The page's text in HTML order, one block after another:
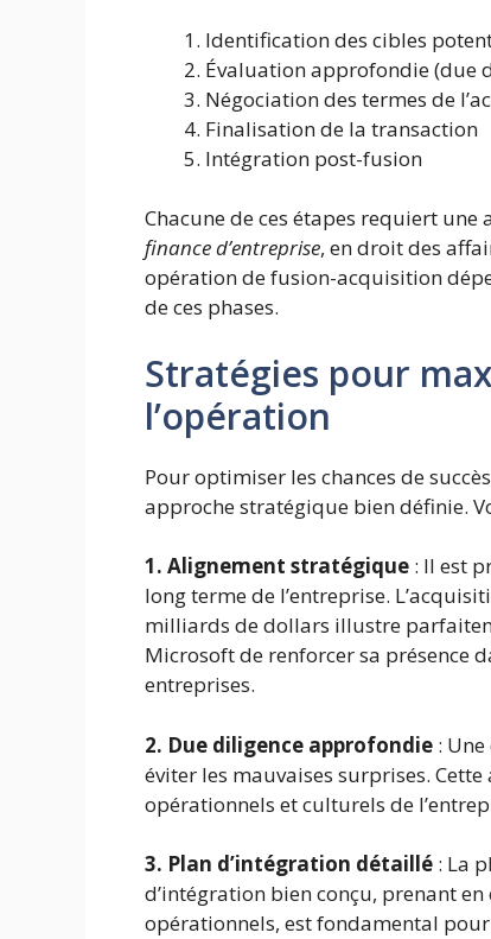
Identification des cibles
Évaluation approfondie (due
Négociation des termes de
Finalisation de la transaction
Intégration post-fusion
Chacune de ces étapes requiert
finance d’entreprise, en droit des
opération de fusion-acquisition
de ces phases.
Stratégies pour
l’opération
Pour optimiser les chances de
approche stratégique bien définie.
1. Alignement stratégique : Il est
long terme de l’entreprise.
milliards de dollars illustre
Microsoft de renforcer sa présence
entreprises.
2. Due diligence approfondie :
éviter les mauvaises surprises.
opérationnels et culturels de
3. Plan d’intégration détaillé : La
d’intégration bien conçu, prenant
opérationnels, est fondamental